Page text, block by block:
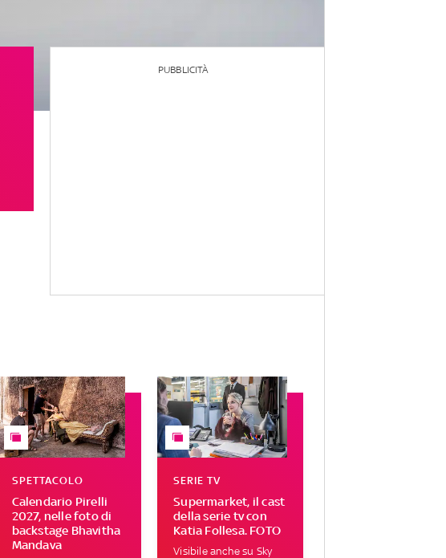
PUBBLICITÀ
Calendario Pirelli
2027, nelle foto di
backstage Bhavitha
Mandava
SPETTACOLO
Supermarket, il cast
della serie tv con
Katia Follesa. FOTO
SERIE TV
Visibile anche su Sky